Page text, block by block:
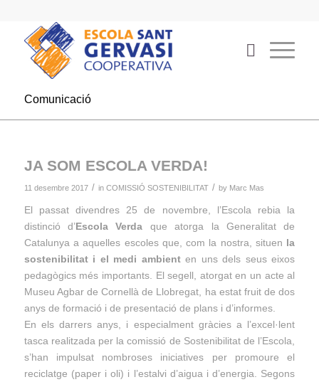
Comunicació
JA SOM ESCOLA VERDA!
11 desembre 2017 / in COMISSIÓ SOSTENIBILITAT / by Marc Mas
El passat divendres 25 de novembre, l’Escola rebia la
distinció d’Escola Verda que atorga la Generalitat de
Catalunya a aquelles escoles que, com la nostra, situen la
sostenibilitat i el medi ambienten uns dels seus eixos
pedagògics més importants. El segell, atorgat en un acte al
Museu Agbar de Cornellà de Llobregat, ha estat fruit de dos
anys de formació i de presentació de plans i d’informes.
En els darrers anys, i especialment gràcies a l’excel·lent
tasca realitzada per la comissió de Sostenibilitat de l’Escola,
s’han impulsat nombroses iniciatives per promoure el
reciclatge (paper i oli) i l’estalvi d’aigua i d’energia. Segons